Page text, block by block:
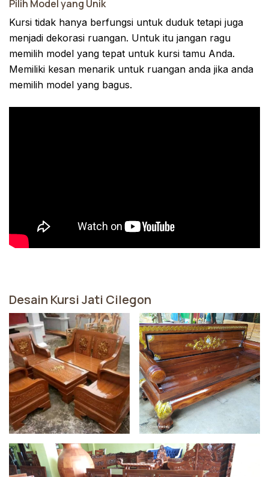
Pilih Model yang Unik
Kursi tidak hanya berfungsi untuk duduk tetapi juga
menjadi dekorasi ruangan. Untuk itu jangan ragu
memilih model yang tepat untuk kursi tamu Anda.
Memiliki kesan menarik untuk ruangan anda jika anda
memilih model yang bagus.
Desain Kursi Jati Cilegon